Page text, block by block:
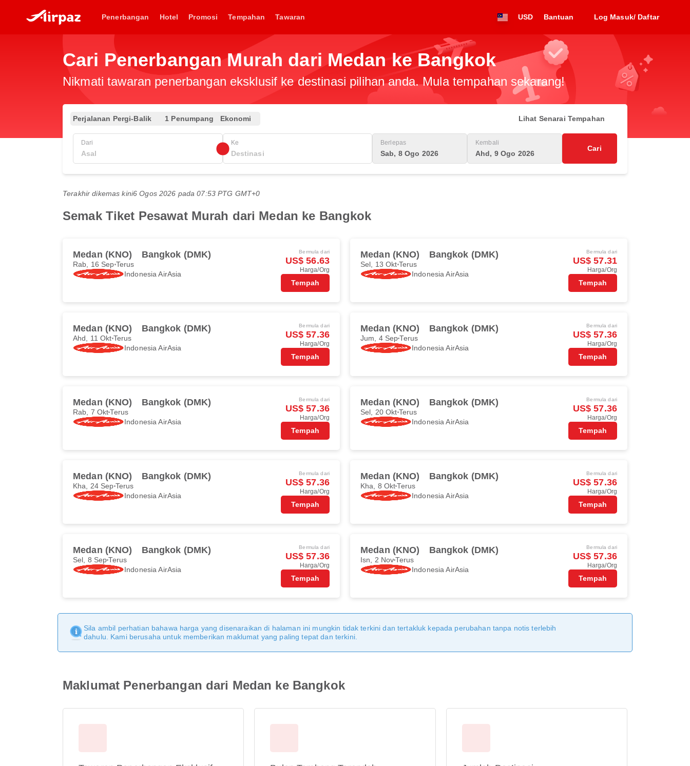
Penerbangan Hotel Promosi Tempahan Tawaran USD Bantuan Log Masuk/ Daftar
Cari Penerbangan Murah dari Medan ke Bangkok
Nikmati tawaran penerbangan eksklusif ke destinasi pilihan anda. Mula tempahan sekarang!
Perjalanan Pergi-Balik 1 Penumpang Ekonomi Lihat Senarai Tempahan
Dari Ke Berlepas
Sab, 8 Ogo 2026
Kembali
Ahd, 9 Ogo 2026
Cari
Terakhir dikemas kini6 Ogos 2026 pada 07:53 PTG GMT+0
Semak Tiket Pesawat Murah dari Medan ke Bangkok
Medan (KNO) Bangkok (DMK)
Rab, 16 Sep Terus
Indonesia AirAsia
Bermula dari
US$ 56.63
Harga/Org
Tempah
Medan (KNO) Bangkok (DMK)
Sel, 13 Okt Terus
Indonesia AirAsia
Bermula dari
US$ 57.31
Harga/Org
Tempah
Medan (KNO) Bangkok (DMK)
Ahd, 11 Okt Terus
Indonesia AirAsia
Bermula dari
US$ 57.36
Harga/Org
Tempah
Medan (KNO) Bangkok (DMK)
Jum, 4 SepTerus
Indonesia AirAsia
Bermula dari
US$ 57.36
Harga/Org
Tempah
Medan (KNO) Bangkok (DMK)
Rab, 7 OktTerus
Indonesia AirAsia
Bermula dari
US$ 57.36
Harga/Org
Tempah
Medan (KNO) Bangkok (DMK)
Sel, 20 Okt Terus
Indonesia AirAsia
Bermula dari
US$ 57.36
Harga/Org
Tempah
Medan (KNO) Bangkok (DMK)
Kha, 24 Sep Terus
Indonesia AirAsia
Bermula dari
US$ 57.36
Harga/Org
Tempah
Medan (KNO) Bangkok (DMK)
Kha, 8 OktTerus
Indonesia AirAsia
Bermula dari
US$ 57.36
Harga/Org
Tempah
Medan (KNO) Bangkok (DMK)
Sel, 8 SepTerus
Indonesia AirAsia
Bermula dari
US$ 57.36
Harga/Org
Tempah
Medan (KNO) Bangkok (DMK)
Isn, 2 NovTerus
Indonesia AirAsia
Bermula dari
US$ 57.36
Harga/Org
Tempah
Sila ambil perhatian bahawa harga yang disenaraikan di halaman ini mungkin tidak terkini dan tertakluk kepada perubahan tanpa notis terlebih
dahulu. Kami berusaha untuk memberikan maklumat yang paling tepat dan terkini.
Maklumat Penerbangan dari Medan ke Bangkok